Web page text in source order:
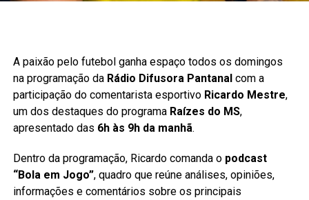
A paixão pelo futebol ganha espaço todos os domingos
na programação da Rádio Difusora Pantanalcom a
participação do comentarista esportivo Ricardo Mestre,
um dos destaques do programa Raízes do MS,
apresentado das 6h às 9h da manhã.
Dentro da programação, Ricardo comanda o podcast
“Bola em Jogo”, quadro que reúne análises, opiniões,
informações e comentários sobre os principais